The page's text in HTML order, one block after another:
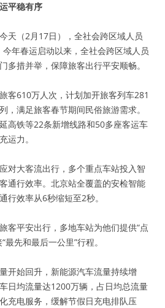
平稳有序
天（2月17日），全社会跨区域人员
年春运启动以来，全社会跨区域人员
多措并举，保障旅客出行平安顺畅。
客610万人次，计划加开旅客列车281
，满足旅客春节期间民俗旅游需求。
高铁等22条新增线路和50多座客运车
运力。
对大客流出行，多个重点车站投入智
通行效率。北京站全覆盖的安检智能
行效率从6秒缩短至2秒。
客平安出行，多地车站为他们提供“点
先和最后一公里”行程。
开始回升，新能源汽车流量持续增
日均流量达1200万辆，占日均总流量
充电服务，缓解节假日充电排队压